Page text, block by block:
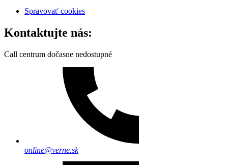
Spravovať cookies
Kontaktujte nás:
Call centrum dočasne nedostupné
online@verne.sk